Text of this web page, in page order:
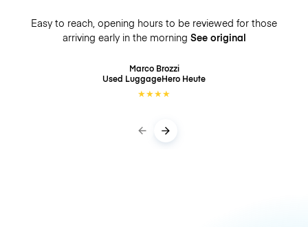
Easy to reach, opening hours to be reviewed for those
arriving early in the morning See original
Marco Brozzi
Used LuggageHero Heute
★★★★